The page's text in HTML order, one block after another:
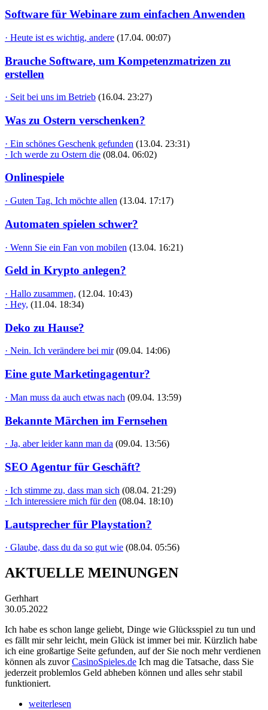
Software für Webinare zum einfachen Anwenden
· Heute ist es wichtig, andere (17.04. 00:07)
Brauche Software, um Kompetenzmatrizen zu
erstellen
· Seit bei uns im Betrieb (16.04. 23:27)
Was zu Ostern verschenken?
· Ein schönes Geschenk gefunden (13.04. 23:31)
· Ich werde zu Ostern die (08.04. 06:02)
Onlinespiele
· Guten Tag. Ich möchte allen (13.04. 17:17)
Automaten spielen schwer?
· Wenn Sie ein Fan von mobilen (13.04. 16:21)
Geld in Krypto anlegen?
· Hallo zusammen, (12.04. 10:43)
· Hey, (11.04. 18:34)
Deko zu Hause?
· Nein. Ich verändere bei mir (09.04. 14:06)
Eine gute Marketingagentur?
· Man muss da auch etwas nach (09.04. 13:59)
Bekannte Märchen im Fernsehen
· Ja, aber leider kann man da (09.04. 13:56)
SEO Agentur für Geschäft?
· Ich stimme zu, dass man sich (08.04. 21:29)
· Ich interessiere mich für den (08.04. 18:10)
Lautsprecher für Playstation?
· Glaube, dass du da so gut wie (08.04. 05:56)
AKTUELLE MEINUNGEN
Gerhhart
30.05.2022
Ich habe es schon lange geliebt, Dinge wie Glücksspiel zu tun und
es fällt mir sehr leicht, mein Glück ist immer bei mir. Kürzlich habe
ich eine großartige Seite gefunden, auf der Sie noch mehr verdienen
können als zuvorCasinoSpieles.de Ich mag die Tatsache, dass Sie
jederzeit problemlos Geld abheben können und alles sehr stabil
funktioniert.
weiterlesen